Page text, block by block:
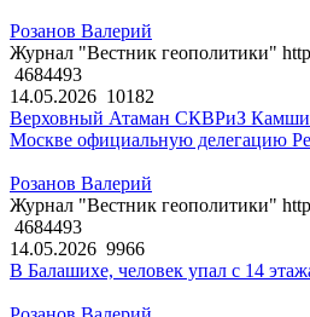
Розанов Валерий
Журнал "Вестник геополитики"
4684493
14.05.2026 10182
Верховный Атаман СКВРиЗ
Москве официальную делегацию
Розанов Валерий
Журнал "Вестник геополитики"
4684493
14.05.2026 9966
В Балашихе, человек упал с 14